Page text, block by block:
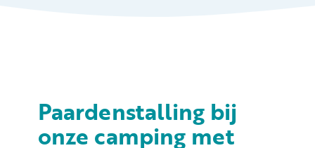
Paardenstalling bij
onze camping met